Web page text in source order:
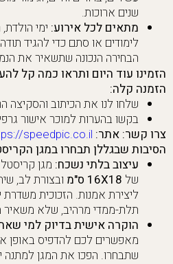
שנים ארוכות.
מתאים לכל אירוע: ימי הולדת,
לימודים או סתם כדי להגיד
הבחירה הנכונה שתשאיר את
הזמינו עוד היום ותראו כמה קל
הזמנה קלה:
שלחו לנו את הכיתוב והסקיצה
בקשו בהערות למוכר אישור
צרו קשר: אתר: speedpic.co.il/
הסיבות שבגללן תבחרו במגן
עיצוב בלתי נשכח: מגן
של 16X18 ס"מ
ובצורת לב,
ליצירת אמנות. הזכוכית משדרת
תלת-ממדי מרהיב, שלא
הוקרה אישית בדיוק למי
מאפשרים לכם להדפיס באופן
שתבחרו. הפכו את המגן למתנה